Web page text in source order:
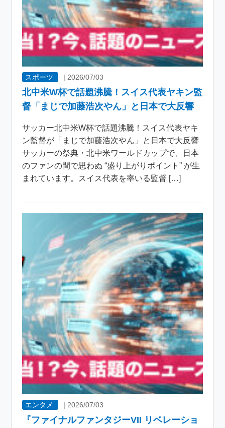
スポーツ | 2026/07/03
北中米W杯で話題沸騰！スイス代表ヤキン監
督「まじで加藤浩次やん」と日本で大反響
サッカー北中米W杯で話題沸騰！スイス代表ヤキ
ン監督が「まじで加藤浩次やん」と日本で大反響
サッカーの祭典・北中米ワールドカップで、日本
のファンの間で思わぬ “盛り上がりポイント” が生
まれています。スイス代表を率いる監督 […]
エンタメ | 2026/07/03
『ファイナルファンタジーVII リベレーショ